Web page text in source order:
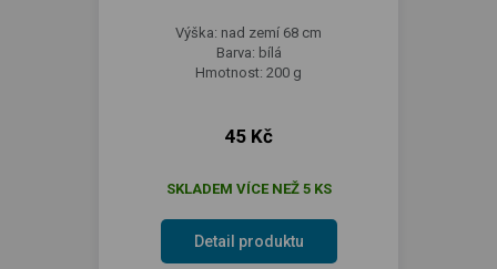
Výška: nad zemí 68 cm
Barva: bílá
Hmotnost: 200 g
45 Kč
SKLADEM VÍCE NEŽ 5 KS
Detail produktu